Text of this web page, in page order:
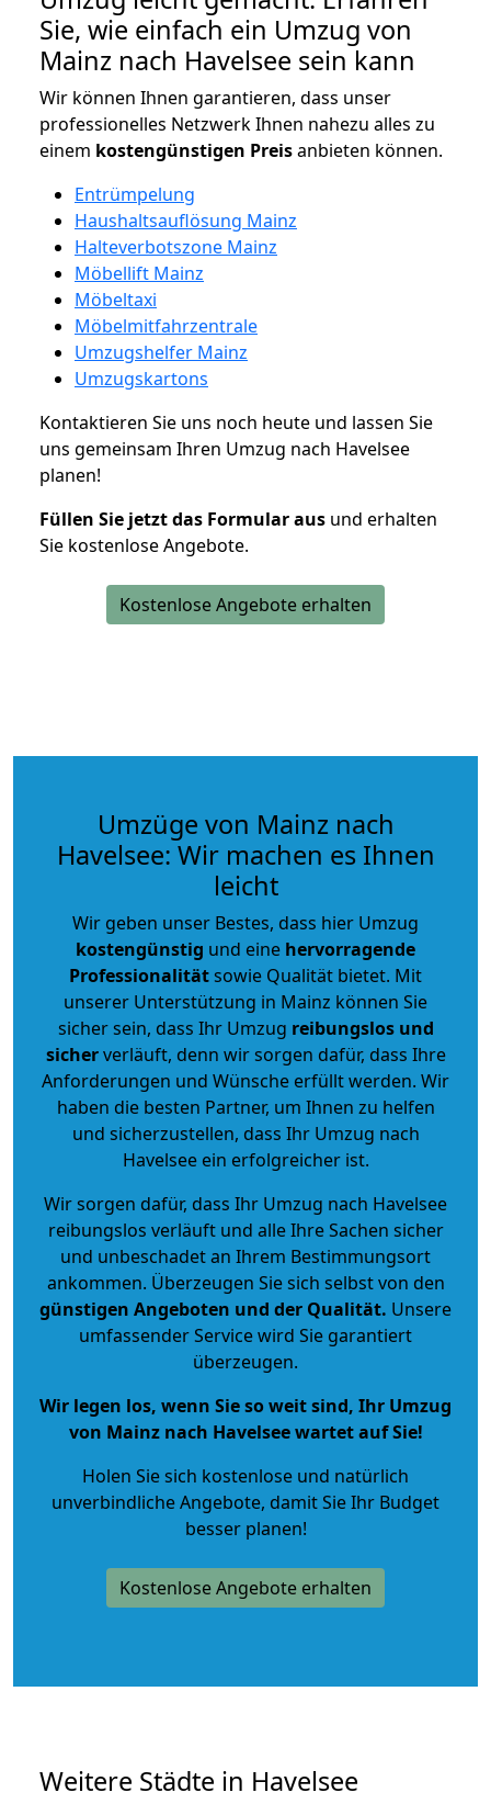
Sie, wie einfach ein Umzug von
Mainz nach Havelsee sein kann
Wir können Ihnen garantieren, dass unser
professionelles Netzwerk Ihnen nahezu alles zu
einem kostengünstigen Preisanbieten können.
Entrümpelung
Haushaltsauflösung Mainz
Halteverbotszone Mainz
Möbellift Mainz
Möbeltaxi
Möbelmitfahrzentrale
Umzugshelfer Mainz
Umzugskartons
Kontaktieren Sie uns noch heute und lassen Sie
uns gemeinsam Ihren Umzug nach Havelsee
planen!
Füllen Sie jetzt das Formular aus und erhalten
Sie kostenlose Angebote.
Kostenlose Angebote erhalten
Umzüge von Mainz nach
Havelsee: Wir machen es Ihnen
leicht
Wir geben unser Bestes, dass hier Umzug
kostengünstig und eine hervorragende
Professionalitätsowie Qualität bietet. Mit
unserer Unterstützung in Mainz können Sie
sicher sein, dass Ihr Umzug reibungslos und
sicherverläuft, denn wir sorgen dafür, dass Ihre
Anforderungen und Wünsche erfüllt werden. Wir
haben die besten Partner, um Ihnen zu helfen
und sicherzustellen, dass Ihr Umzug nach
Havelsee ein erfolgreicher ist.
Wir sorgen dafür, dass Ihr Umzug nach Havelsee
reibungslos verläuft und alle Ihre Sachen sicher
und unbeschadet an Ihrem Bestimmungsort
ankommen. Überzeugen Sie sich selbst von den
günstigen Angeboten und der Qualität. Unsere
umfassender Service wird Sie garantiert
überzeugen.
Wir legen los, wenn Sie so weit sind, Ihr Umzug
von Mainz nach Havelsee wartet auf Sie!
Holen Sie sich kostenlose und natürlich
unverbindliche Angebote, damit Sie Ihr Budget
besser planen!
Kostenlose Angebote erhalten
Weitere Städte in Havelsee